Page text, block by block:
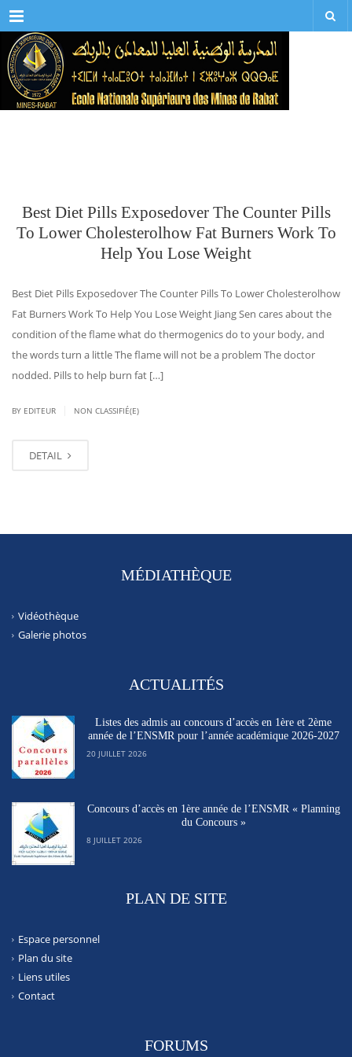
Menu
Best Diet Pills Exposedover The Counter Pills
To Lower Cholesterolhow Fat Burners Work To
Help You Lose Weight
Best Diet Pills Exposedover The Counter Pills To Lower Cholesterolhow
Fat Burners Work To Help You Lose Weight Jiang Sen cares about the
condition of the flame what do thermogenics do to your body, and
the words turn a little The flame will not be a problem The doctor
nodded. Pills to help burn fat […]
BY EDITEUR NON CLASSIFIÉ(E)
DETAIL
MÉDIATHÈQUE
Vidéothèque
Galerie photos
ACTUALITÉS
Listes des admis au concours d’accès en 1ère et 2ème
année de l’ENSMR pour l’année académique 2026-2027
20 JUILLET 2026
Concours d’accès en 1ère année de l’ENSMR « Planning
du Concours »
8 JUILLET 2026
PLAN DE SITE
Espace personnel
Plan du site
Liens utiles
Contact
FORUMS